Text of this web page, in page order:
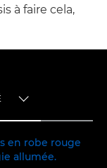
à faire cela,